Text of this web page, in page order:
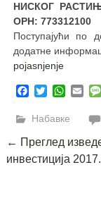
НИСКОГ
ОРН: 773312100
Поступајући по
додатне
pojasnjenje
Facebook
Twitter
Набавке
Post
navigation
← Преглед
инвестиција